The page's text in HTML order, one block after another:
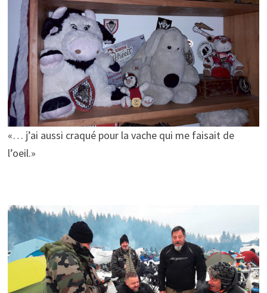
«… j’ai aussi craqué pour la vache qui me faisait de
l’oeil.»